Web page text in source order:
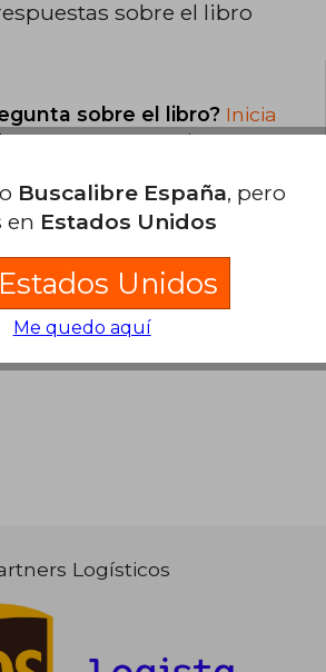
sobre el libro
sobre el libro? Inicia
agregar tu propia pregunta.
sobre Buscalibre
Logísticos
Buscalibre España, pero
en Estados Unidos
Unidos
Me quedo aquí